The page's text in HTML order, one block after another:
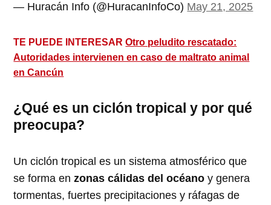
— Huracán Info (@HuracanInfoCo) May 21, 2025
TE PUEDE INTERESAROtro peludito rescatado:
Autoridades intervienen en caso de maltrato animal
en Cancún
¿Qué es un ciclón tropical y por qué
preocupa?
Un ciclón tropical es un sistema atmosférico que
se forma enzonas cálidas del océano y genera
tormentas, fuertes precipitaciones y ráfagas de